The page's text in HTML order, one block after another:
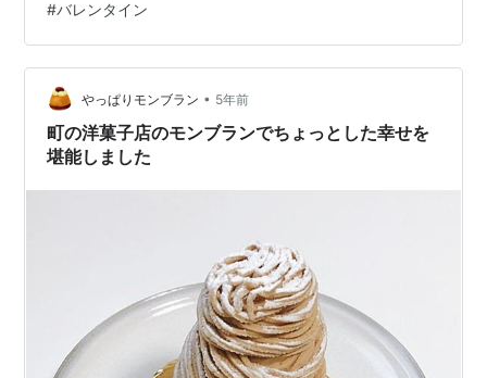
子」が発売されたとの情報を耳にしたので早速買いに行
ってまいりました！ 鎌倉紅谷 クルミッ子 beniya-
ajisai.co.jp 鎌倉に本店を構…
#バレンタイン
やっぱりモンブラン • 5年前
町の洋菓子店のモンブランでちょっとした幸せを
堪能しました